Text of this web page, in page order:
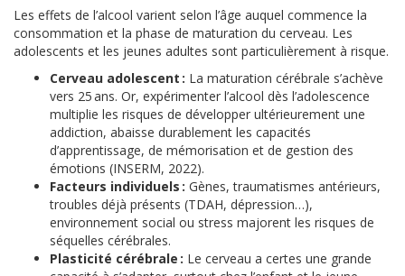
Les effets de l’alcool varient selon l’âge auquel commence la
consommation et la phase de maturation du cerveau. Les
adolescents et les jeunes adultes sont particulièrement à risque.
Cerveau adolescent : La maturation cérébrale s’achève
vers 25 ans. Or, expérimenter l’alcool dès l’adolescence
multiplie les risques de développer ultérieurement une
addiction, abaisse durablement les capacités
d’apprentissage, de mémorisation et de gestion des
émotions (INSERM, 2022).
Facteurs individuels : Gènes, traumatismes antérieurs,
troubles déjà présents (TDAH, dépression…),
environnement social ou stress majorent les risques de
séquelles cérébrales.
Plasticité cérébrale : Le cerveau a certes une grande